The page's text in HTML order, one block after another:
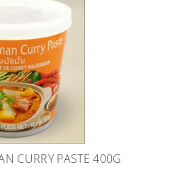
CURRY PASTE 400G